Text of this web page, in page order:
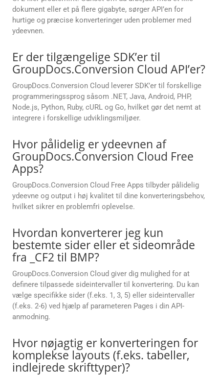
dokument eller et på flere gigabyte, sørger API’en for
hurtige og præcise konverteringer uden problemer med
ydeevnen.
Er der tilgængelige SDK’er til
GroupDocs.Conversion Cloud API’er?
GroupDocs.Conversion Cloud leverer SDK’er til forskellige
programmeringssprog såsom .NET, Java, Android, PHP,
Node.js, Python, Ruby, cURL og Go, hvilket gør det nemt at
integrere i forskellige udviklingsmiljøer.
Hvor pålidelig er ydeevnen af
GroupDocs.Conversion Cloud Free
Apps?
GroupDocs.Conversion Cloud Free Apps tilbyder pålidelig
ydeevne og output i høj kvalitet til dine konverteringsbehov,
hvilket sikrer en problemfri oplevelse.
Hvordan konverterer jeg kun
bestemte sider eller et sideområde
fra _CF2 til BMP?
GroupDocs.Conversion Cloud giver dig mulighed for at
definere tilpassede sideintervaller til konvertering. Du kan
vælge specifikke sider (f.eks. 1, 3, 5) eller sideintervaller
(f.eks. 2-6) ved hjælp af parameteren Pages i din API-
anmodning.
Hvor nøjagtig er konverteringen for
komplekse layouts (f.eks. tabeller,
indlejrede skrifttyper)?